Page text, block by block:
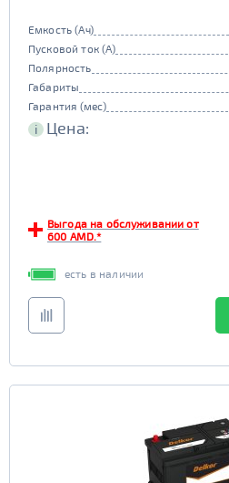
Емкость (Ач)
Пусковой ток (А)
Полярность
Габариты
Гарантия (мес)
i Цена:
Выгода на обслуживании от
600 AMD.*
есть в наличии